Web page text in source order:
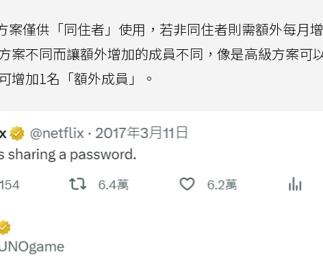
案僅供「同住者」使用，若非同住者則需額外每月
案不同而讓額外增加的成員不同，像是高級方案可
增加1名「額外成員」。